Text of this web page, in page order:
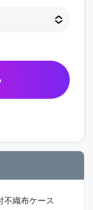
不織布ケース